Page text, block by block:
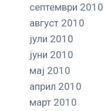
септември 2010
август 2010
јули 2010
јуни 2010
мај 2010
април 2010
март 2010